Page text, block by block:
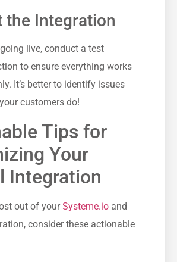
the Integration
live, conduct a test
to ensure everything⁤ works
It’s better to identify issues
customers do!
Tips for
‌Your
Integration
out of yourSysteme.io and
consider these actionable